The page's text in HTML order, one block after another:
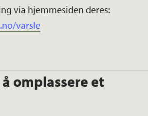
via hjemmesiden deres:
varsle
omplassere et